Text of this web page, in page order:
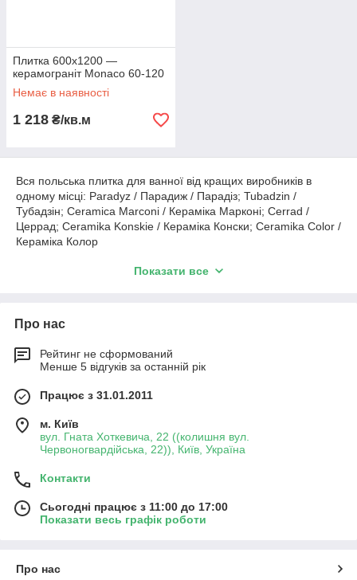
Плитка 600х1200 —
керамограніт Monaco 60-120
Немає в наявності
1 218 ₴/кв.м
Вся польська плитка для ванної від кращих виробників в
одному місці: Paradyz / Парадиж / Парадіз; Tubadzin /
Тубадзін; Ceramica Marconi / Кераміка Марконі; Cerrad /
Церрад; Ceramika Konskie / Кераміка Конски; Ceramika Color /
Кераміка Колор
Малюнком / Дизайном:
моноколір
Призначенням:плитка для підлоги / плитка на
стін і підлоги; плитка у ванну / плитка для ванної;
плитка у вітальню / плитка для вітальні; плитка для
кухні / плитка на кухню; плитка для коридору / плитка
коридор
люстр
Видом поверхні: гладка / не рельєфна; хвиля;
імітація матеріалу; об'ємне зображення; геометрична
Показати все
Про нас
Рейтинг не сформований
Менше 5 відгуків за останній рік
Працює з 31.01.2011
м. Київ
вул. Гната Хоткевича, 22 ((колишня вул.
Червоногвардійська, 22)), Київ, Україна
Контакти
Сьогодні працює з 11:00 до 17:00
Показати весь графік роботи
Про нас